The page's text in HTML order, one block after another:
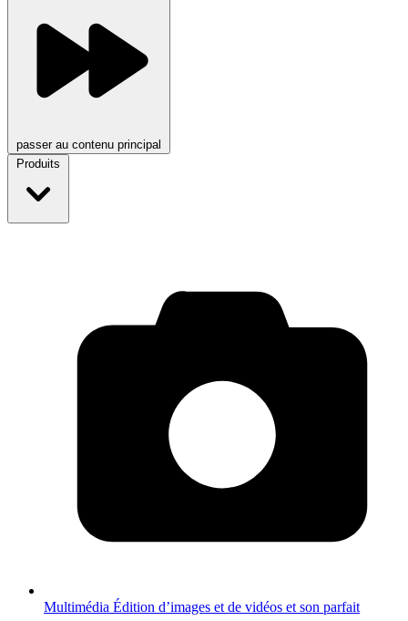
passer au contenu principal
Produits
Multimédia Édition d’images et de vidéos et son parfait